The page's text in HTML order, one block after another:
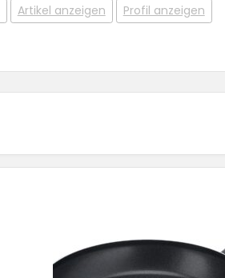
Artikel anzeigen Profil anzeigen